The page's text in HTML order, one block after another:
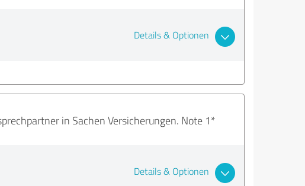
Details & Optionen
in Sachen Versicherungen. Note 1*
Details & Optionen